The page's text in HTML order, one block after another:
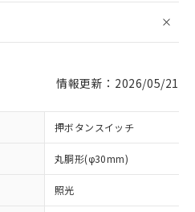
情報更新：2026/05/21
押ボタンスイッチ
丸胴形(φ30mm)
照光